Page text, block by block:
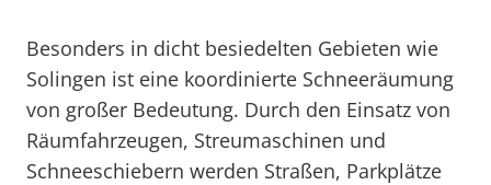
Besonders in dicht besiedelten Gebieten wie
Solingen ist eine koordinierte Schneeräumung
von großer Bedeutung. Durch den Einsatz von
Räumfahrzeugen, Streumaschinen und
Schneeschiebern werden Straßen, Parkplätze